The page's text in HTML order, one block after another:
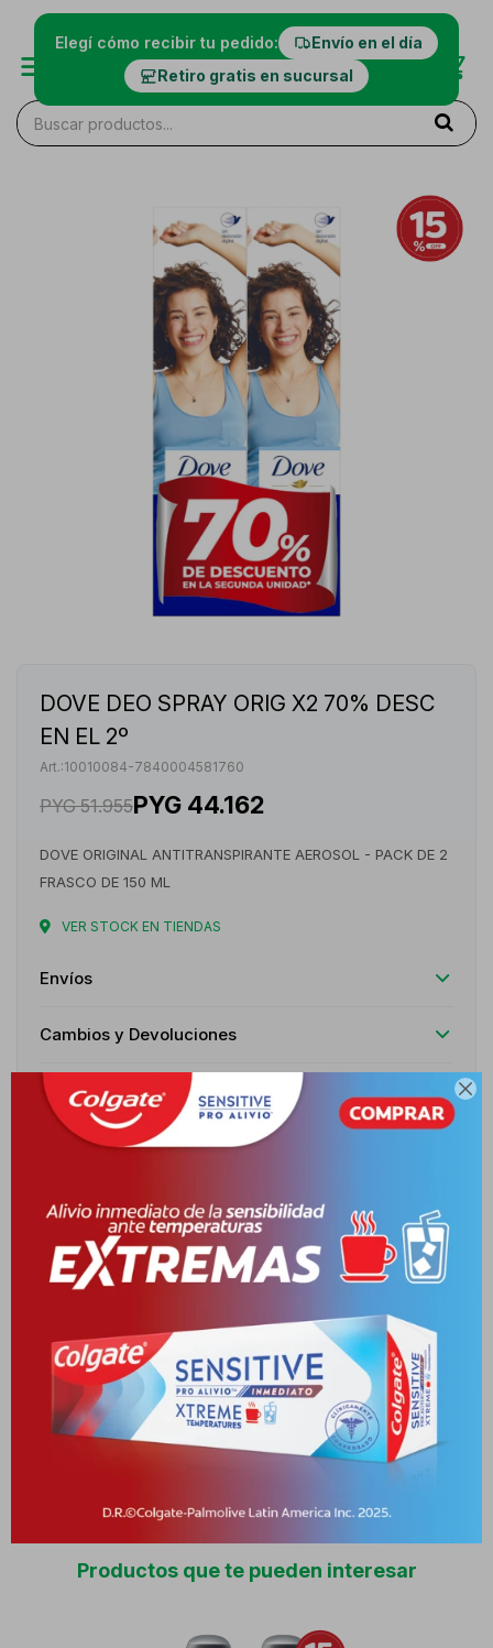

Elegí cómo recibir tu pedido:
Envío en el día
Retiro gratis en sucursal
DOVE DEO SPRAY ORIG X2 70% DESC
EN EL 2º
10010084-7840004581760
PYG 51.955PYG 44.162
DOVE ORIGINAL ANTITRANSPIRANTE AEROSOL - PACK DE 2
FRASCO DE 150 ML
VER STOCK EN TIENDAS
Envíos
Cambios y Devoluciones
Medios de pago
Características
Descripción
ACERCA DE PERMANECE SECA TODO EL DÍA SIN COMPROMETER
LA SUAVIDAD EN TUS AXILAS. ESCOGE EL ANTITRANSPIRANTE
Productos que te pueden interesar